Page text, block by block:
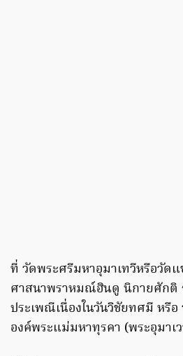
ที่ วัดพระศรีมหาอุมาเทวีหรือวั
ศาสนาพราหมณ์ฮินดู นิกายศักติ
ประเพณีเนื่องในวันวิชัยทศมี หรื
องค์พระแม่มหาทุรคา (พระอุมาเ